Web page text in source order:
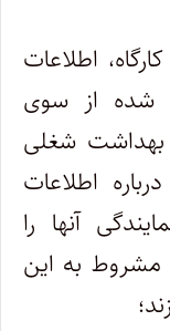
اطلاعات
شده از سوی
بهداشت شغلی
اطلاعات
آنها را
مشروط به این